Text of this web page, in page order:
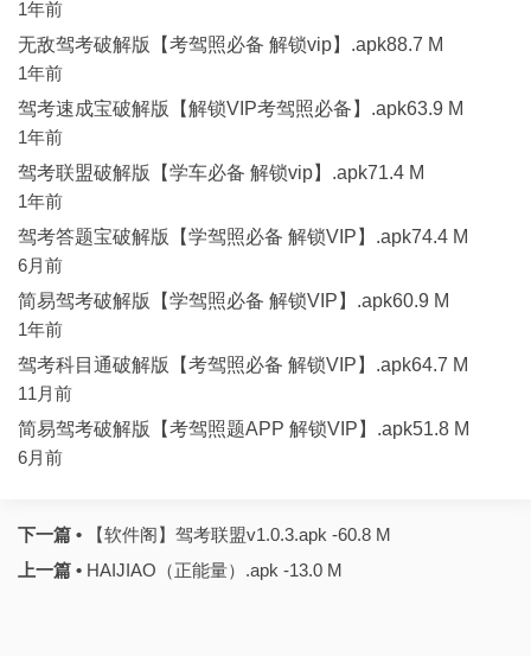
1年前
无敌驾考破解版【考驾照必备 解锁vip】.apk88.7 M
1年前
驾考速成宝破解版【解锁VIP考驾照必备】.apk63.9 M
1年前
驾考联盟破解版【学车必备 解锁vip】.apk71.4 M
1年前
驾考答题宝破解版【学驾照必备 解锁VIP】.apk74.4 M
6月前
简易驾考破解版【学驾照必备 解锁VIP】.apk60.9 M
1年前
驾考科目通破解版【考驾照必备 解锁VIP】.apk64.7 M
11月前
简易驾考破解版【考驾照题APP 解锁VIP】.apk51.8 M
6月前
下一篇 • 【软件阁】驾考联盟v1.0.3.apk -60.8 M
上一篇 • HAIJIAO（正能量）.apk -13.0 M